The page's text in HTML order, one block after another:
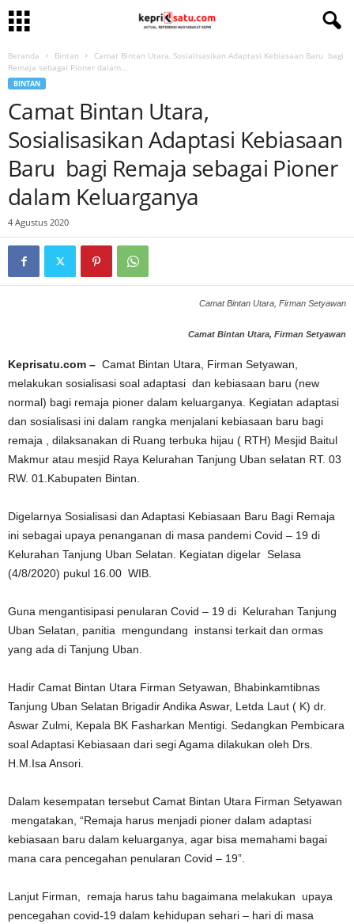
Beranda Bintan
Camat Bintan Utara, Sosialisasikan Adaptasi Kebiasaan Baru bagi
Remaja sebagai Pioner dalam...
BINTAN
Camat Bintan Utara,
Sosialisasikan Adaptasi Kebiasaan
Baru bagi Remaja sebagai Pioner
dalam Keluarganya
4 Agustus 2020
Camat Bintan Utara, Firman Setyawan
Camat Bintan Utara, Firman Setyawan
Keprisatu.com – Camat Bintan Utara, Firman Setyawan,
melakukan sosialisasi soal adaptasi dan kebiasaan baru (new
normal) bagi remaja pioner dalam keluarganya. Kegiatan adaptasi
dan sosialisasi ini dalam rangka menjalani kebiasaan baru bagi
remaja , dilaksanakan di Ruang terbuka hijau ( RTH) Mesjid Baitul
Makmur atau mesjid Raya Kelurahan Tanjung Uban selatan RT. 03
RW. 01.Kabupaten Bintan.
Digelarnya Sosialisasi dan Adaptasi Kebiasaan Baru Bagi Remaja
ini sebagai upaya penanganan di masa pandemi Covid – 19 di
Kelurahan Tanjung Uban Selatan. Kegiatan digelar Selasa
(4/8/2020) pukul 16.00 WIB.
Guna mengantisipasi penularan Covid – 19 di Kelurahan Tanjung
Uban Selatan, panitia mengundang instansi terkait dan ormas
yang ada di Tanjung Uban.
Hadir Camat Bintan Utara Firman Setyawan, Bhabinkamtibnas
Tanjung Uban Selatan Brigadir Andika Aswar, Letda Laut ( K) dr.
Aswar Zulmi, Kepala BK Fasharkan Mentigi. Sedangkan Pembicara
soal Adaptasi Kebiasaan dari segi Agama dilakukan oleh Drs.
H.M.Isa Ansori.
Dalam kesempatan tersebut Camat Bintan Utara Firman Setyawan
mengatakan, “Remaja harus menjadi pioner dalam adaptasi
kebiasaan baru dalam keluarganya, agar bisa memahami bagai
mana cara pencegahan penularan Covid – 19”.
Lanjut Firman, remaja harus tahu bagaimana melakukan upaya
pencegahan covid-19 dalam kehidupan sehari – hari di masa